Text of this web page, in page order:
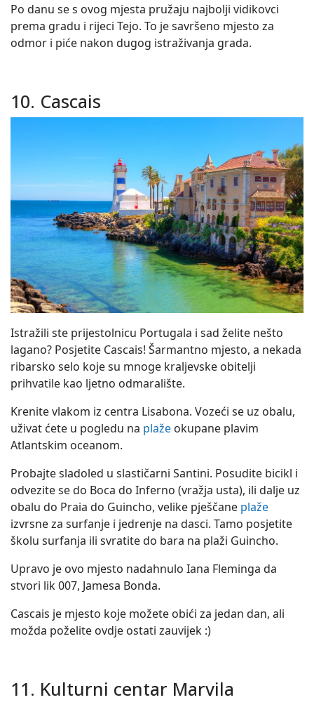
Po danu se s ovog mjesta pružaju najbolji vidikovci
prema gradu i rijeci Tejo. To je savršeno mjesto za
odmor i piće nakon dugog istraživanja grada.
10. Cascais
Istražili ste prijestolnicu Portugala i sad želite nešto
lagano? Posjetite Cascais! Šarmantno mjesto, a nekada
ribarsko selo koje su mnoge kraljevske obitelji
prihvatile kao ljetno odmaralište.
Krenite vlakom iz centra Lisabona. Vozeći se uz obalu,
uživat ćete u pogledu na plaže okupane plavim
Atlantskim oceanom.
Probajte sladoled u slastičarni Santini. Posudite bicikl i
odvezite se do Boca do Inferno (vražja usta), ili dalje uz
obalu do Praia do Guincho, velike pješčane plaže
izvrsne za surfanje i jedrenje na dasci. Tamo posjetite
školu surfanja ili svratite do bara na plaži Guincho.
Upravo je ovo mjesto nadahnulo Iana Fleminga da
stvori lik 007, Jamesa Bonda.
Cascais je mjesto koje možete obići za jedan dan, ali
možda poželite ovdje ostati zauvijek :)
11. Kulturni centar Marvila